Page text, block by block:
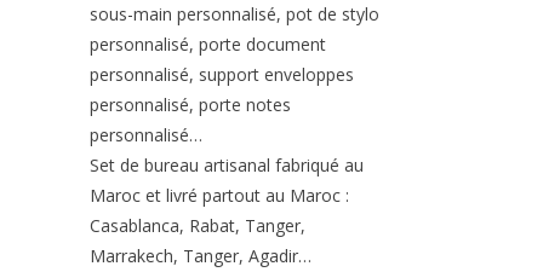
sous-main personnalisé, pot de stylo
personnalisé, porte document
personnalisé, support enveloppes
personnalisé, porte notes
personnalisé…
Set de bureau artisanal fabriqué au
Maroc et livré partout au Maroc :
Casablanca, Rabat, Tanger,
Marrakech, Tanger, Agadir…